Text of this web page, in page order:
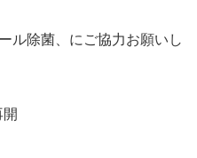
ル除菌、にご協力お願いし